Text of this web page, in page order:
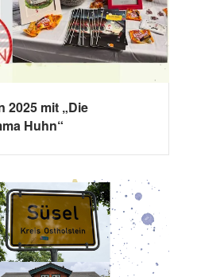
2025 mit „Die
Huhn“